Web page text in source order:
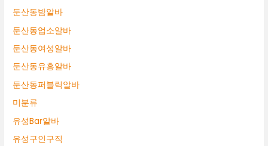
둔산동밤알바
둔산동업소알바
둔산동여성알바
둔산동유흥알바
둔산동퍼블릭알바
미분류
유성Bar알바
유성구인구직